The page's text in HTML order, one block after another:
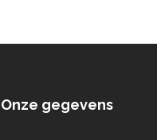
Onze gegevens